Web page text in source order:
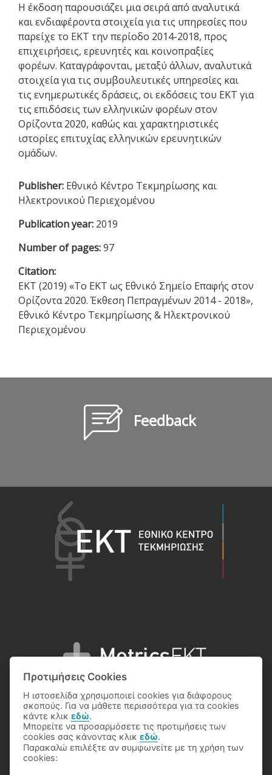
H έκδοση παρουσιάζει μια σειρά από αναλυτικά
και ενδιαφέροντα στοιχεία για τις υπηρεσίες που
παρείχε το ΕΚΤ την περίοδο 2014-2018, προς
επιχειρήσεις, ερευνητές και κοινοπραξίες
φορέων. Καταγράφονται, μεταξύ άλλων, αναλυτικά
στοιχεία για τις συμβουλευτικές υπηρεσίες και
τις ενημερωτικές δράσεις, οι εκδόσεις του ΕΚΤ για
τις επιδόσεις των ελληνικών φορέων στον
Ορίζοντα 2020, καθώς και χαρακτηριστικές
ιστορίες επιτυχίας ελληνικών ερευνητικών
ομάδων.
Publisher: Εθνικό Κέντρο Τεκμηρίωσης και
Ηλεκτρονικού Περιεχομένου
Publication year: 2019
Number of pages:97
Citation:
EKT (2019) «Το ΕΚΤ ως Εθνικό Σημείο Επαφής στον
Ορίζοντα 2020. Έκθεση Πεπραγμένων 2014 - 2018»,
Εθνικό Κέντρο Τεκμηρίωσης & Ηλεκτρονικού
Περιεχομένου
Feedback
© 2026 National Documentation Centre
Προτιμήσεις Cookies
Η ιστοσελίδα χρησιμοποιεί cookies για διάφορους
σκοπούς. Για να μάθετε περισσότερα για τα cookies
κάντε κλικεδώ.
Μπορείτε να προσαρμόσετε τις προτιμήσεις των
cookies σας κάνοντας κλικεδώ.
Παρακαλώ επιλέξτε αν συμφωνείτε με τη χρήση των
cookies: